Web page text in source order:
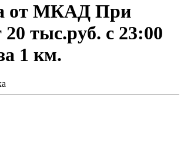
от МКАД При
20 тыс.руб. с 23:00
1 км.